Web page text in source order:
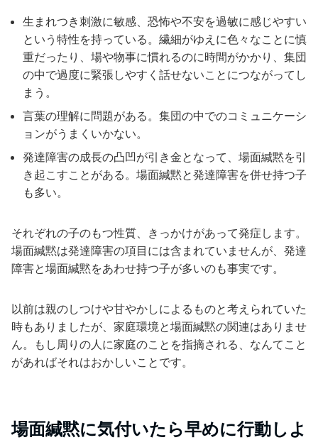
生まれつき刺激に敏感、恐怖や不安を過敏に感じやすい
という特性を持っている。繊細がゆえに色々なことに慎
重だったり、場や物事に慣れるのに時間がかかり、集団
の中で過度に緊張しやすく話せないことにつながってし
まう。
言葉の理解に問題がある。集団の中でのコミュニケーシ
ョンがうまくいかない。
発達障害の成長の凸凹が引き金となって、場面緘黙を引
き起こすことがある。場面緘黙と発達障害を併せ持つ子
も多い。
それぞれの子のもつ性質、きっかけがあって発症します。
場面緘黙は発達障害の項目には含まれていませんが、発達
障害と場面緘黙をあわせ持つ子が多いのも事実です。
以前は親のしつけや甘やかしによるものと考えられていた
時もありましたが、 家庭環境と場面緘黙の関連はありませ
ん。もし周りの人に家庭のことを指摘される、なんてこと
があればそれはおかしいことです。
場面緘黙に気付いたら早めに行動しよ